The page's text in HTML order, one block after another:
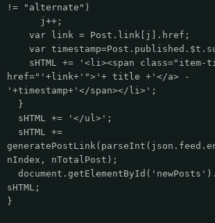
!= "alternate")
j++;
var link = Post.link[j].href;
var
sHTML += '<li><span class="item-
href="'+link+'">'+ title +'</a> -
'+timestamp+'</span></li>';
}
sHTML += '</ul>';
sHTML +=
nIndex, nTotalPost);
sHTML;
}